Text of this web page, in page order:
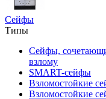
Сейфы
Типы
Сейфы,
взлому
SMART-сейфы
Взломостойкие
Взломостойкие